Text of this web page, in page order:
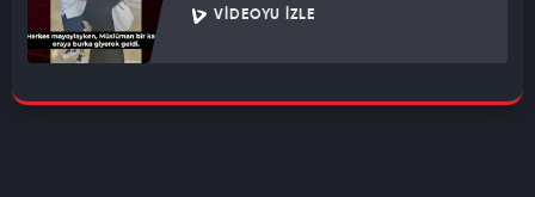
VIDEOYU İZLE